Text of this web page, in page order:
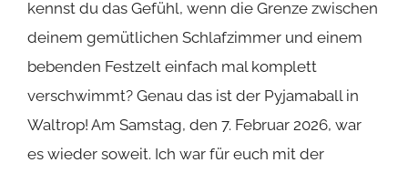
kennst du das Gefühl, wenn die Grenze zwischen
deinem gemütlichen Schlafzimmer und einem
bebenden Festzelt einfach mal komplett
verschwimmt? Genau das ist der Pyjamaball in
Waltrop! Am Samstag, den 7. Februar 2026, war
es wieder soweit. Ich war für euch mit der